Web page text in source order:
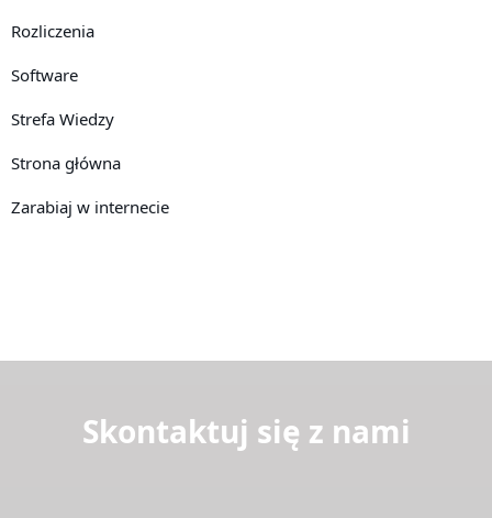
Rozliczenia
Software
Strefa Wiedzy
Strona główna
Zarabiaj w internecie
Skontaktuj się z nami